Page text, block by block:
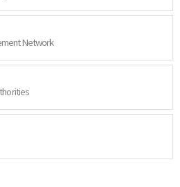
Network